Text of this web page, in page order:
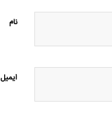
نام
ایمیل